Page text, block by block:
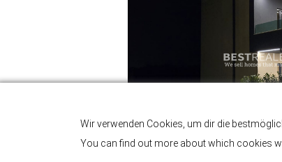
Wir verwenden Cookies, um dir die
You can find out more about which cookies